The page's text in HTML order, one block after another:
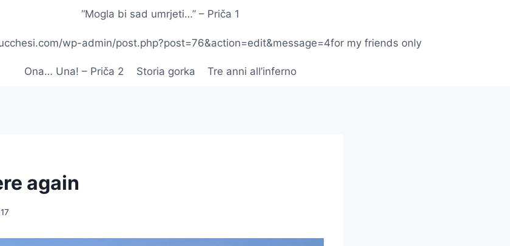
“Mogla bi sad umrjeti…” – Priča 1
wp-admin/post.php?post=76&action=edit&message=4for my friends only
Ona… Una! – Priča 2 Storia gorka Tre anni all’inferno
again